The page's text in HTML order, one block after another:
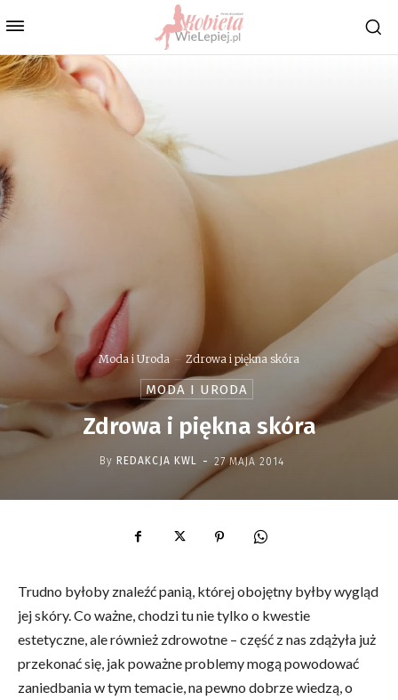
Moda i Uroda Zdrowa i piękna skóra
MODA I URODA
Zdrowa i piękna skóra
By REDAKCJA KWL - 27 MAJA 2014
Trudno byłoby znaleźć panią, której obojętny byłby wygląd
jej skóry. Co ważne, chodzi tu nie tylko o kwestie
estetyczne, ale również zdrowotne – część z nas zdążyła już
przekonać się, jak poważne problemy mogą powodować
zaniedbania w tym temacie, na pewno dobrze wiedzą, o